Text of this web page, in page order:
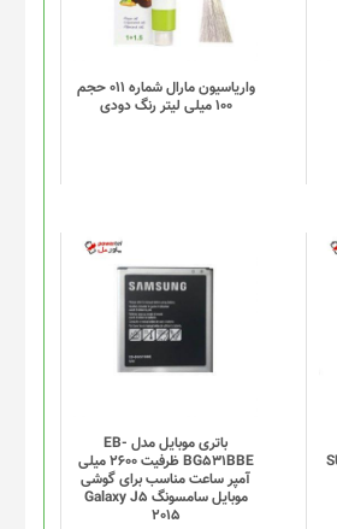
واریاسیون مارال شماره 011 حجم
100 میلی لیتر رنگ دودی
باتری موبایل مدل EB-
BG531BBE ظرفیت 2600 میلی
آمپر ساعت مناسب برای گوشی
موبایل سامسونگ Galaxy J5
2015